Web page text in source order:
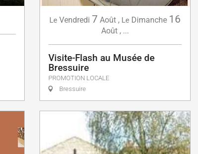
Le Vendredi 7 Août , Le Dimanche 16
Août , ...
Visite-Flash au Musée de
Bressuire
PROMOTION LOCALE
Bressuire